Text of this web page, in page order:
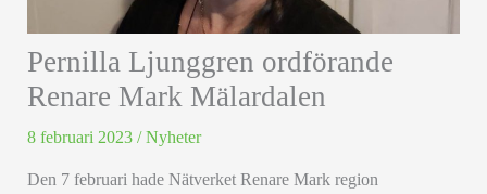
Pernilla Ljunggren ordförande
Renare Mark Mälardalen
8 februari 2023/Nyheter
Den 7 februari hade Nätverket Renare Mark region